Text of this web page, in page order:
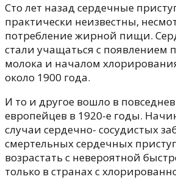
Сто лет назад сердечные
практически неизвестны,
потребление жирной пищи.
стали учащаться с появлением
молока и началом
около 1900 года.
И то и другое вошло в
европейцев в 1920-е годы.
случаи сердечно- сосудистых
смертельных сердечных
возрастать с невероятной
только в странах с